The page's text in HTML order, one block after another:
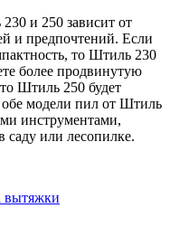
и 250 зависит от
и предпочтений. Если
то Штиль 230
более продвинутую
Штиль 250 будет
модели пил от Штиль
инструментами,
саду или лесопилке.
вытяжки